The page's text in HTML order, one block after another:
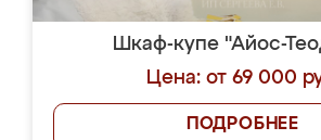
Шкаф-купе "Айос-
Цена: от 69 000
ПОДРОБНЕЕ